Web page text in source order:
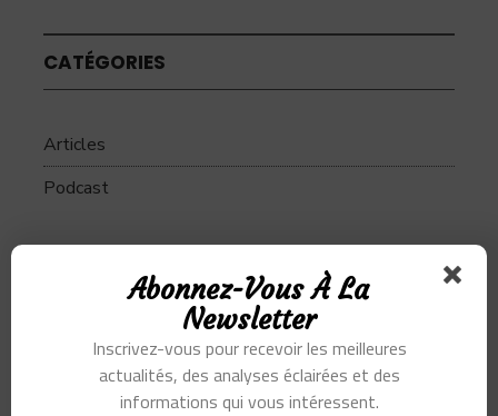
CATÉGORIES
Articles
Podcast
Alibaba Alihealth Alipay ant
Ant Group
Abonnez-Vous À La
Newsletter
Inscrivez-vous pour recevoir les meilleures
actualités, des analyses éclairées et des
informations qui vous intéressent.